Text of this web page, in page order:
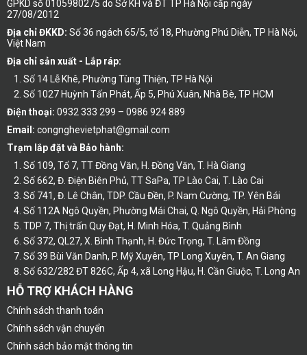
GPKD số 0105980275 do Sở KH và ĐT TP Hà Nội cấp ngày
27/08/2012
Địa chỉ ĐKKD: Số 36 ngách 65/5, tổ 18, Phường Phú Diễn, TP Hà Nội,
Việt Nam
Địa chỉ sản xuất - Lắp ráp:
Số 14 Lễ Khê, Phường Tùng Thiện, TP Hà Nội
Số 1027 Huỳnh Tấn Phát, Ấp 5, Phú Xuân, Nhà Bè, TP HCM
Điện thoại: 0932 333 299 – 0986 924 889
Email: congnghevietphat@gmail.com
Trạm lắp đặt và Bảo hành:
Số 109, Tổ 7, TT Đồng Văn, H. Đồng Văn, T. Hà Giang
Số 662, Đ. Điện Biên Phủ, TT SaPa, TP Lào Cai, T. Lào Cai
Số 741, Đ. Lê Chân, TDP. Cầu Đền, P. Nam Cường, TP. Yên Bái
Số 112A Ngô Quyền, Phường Mái Chai, Q. Ngô Quyền, Hải Phòng
TDP 7, Thị trấn Quy Đạt, H. Minh Hóa, T. Quảng Bình
Số 372, QL27, X. Bình Thạnh, H. Đức Trọng, T. Lâm Đồng
Số 39 Bùi Văn Danh, P. Mỹ Xuyên, TP Long Xuyên, T. An Giang
Số 632/282 ĐT 826C, Ấp 4, xã Long Hậu, H. Cần Giuộc, T. Long An
HỖ TRỢ KHÁCH HÀNG
Chính sách thanh toán
Chính sách vận chuyển
Chính sách bảo mật thông tin